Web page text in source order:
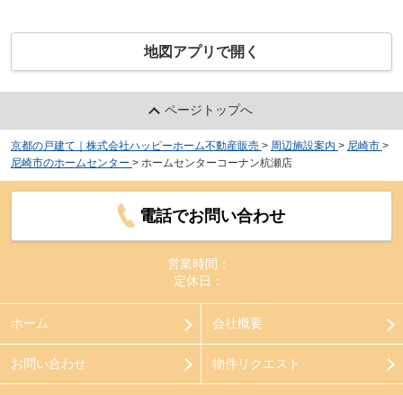
地図アプリで開く
ページトップへ
京都の戸建て｜株式会社ハッピーホーム不動産販売 > 周辺施設案内 > 尼崎市 >
尼崎市のホームセンター > ホームセンターコーナン杭瀬店
電話でお問い合わせ
営業時間：
定休日：
ホーム 会社概要
お問い合わせ 物件リクエスト